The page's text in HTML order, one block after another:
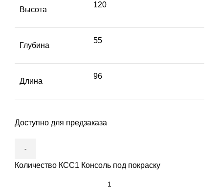
Высота
120
Глубина
55
Длина
96
Доступно для предзаказа
Количество КСС1 Консоль под покраску